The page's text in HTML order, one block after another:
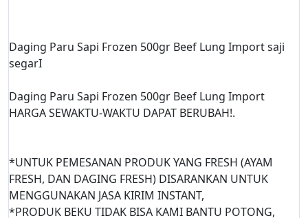
Daging Paru Sapi Frozen 500gr Beef Lung Import saji
segarI
Daging Paru Sapi Frozen 500gr Beef Lung Import
HARGA SEWAKTU-WAKTU DAPAT BERUBAH!.
*UNTUK PEMESANAN PRODUK YANG FRESH (AYAM
FRESH, DAN DAGING FRESH) DISARANKAN UNTUK
MENGGUNAKAN JASA KIRIM INSTANT,
*PRODUK BEKU TIDAK BISA KAMI BANTU POTONG,